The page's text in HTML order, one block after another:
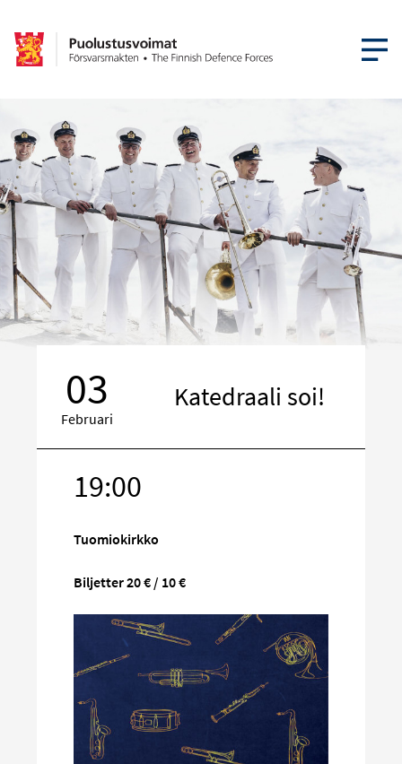
ÖPPNA
03
Februari
Katedraali soi!
19:00
Tuomiokirkko
Biljetter 20 € / 10 €